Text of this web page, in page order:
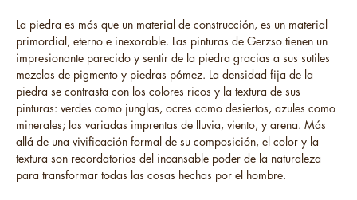
La piedra es más que un material de construcción, es un material
primordial, eterno e inexorable. Las pinturas de Gerzso tienen un
impresionante parecido y sentir de la piedra gracias a sus sutiles
mezclas de pigmento y piedras pómez. La densidad fija de la
piedra se contrasta con los colores ricos y la textura de sus
pinturas: verdes como junglas, ocres como desiertos, azules como
minerales; las variadas imprentas de lluvia, viento, y arena. Más
allá de una vivificación formal de su composición, el color y la
textura son recordatorios del incansable poder de la naturaleza
para transformar todas las cosas hechas por el hombre.